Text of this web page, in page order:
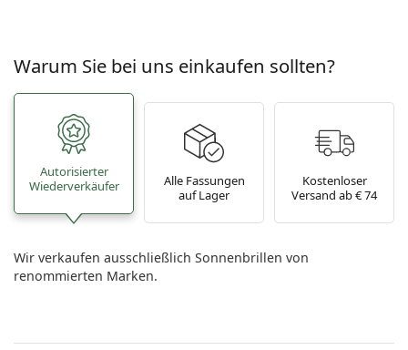
Warum Sie bei uns einkaufen sollten?
Autorisierter
Wiederverkäufer
Alle Fassungen
auf Lager
Kostenloser
Versand ab € 74
Wir verkaufen ausschließlich Sonnenbrillen von
renommierten Marken.